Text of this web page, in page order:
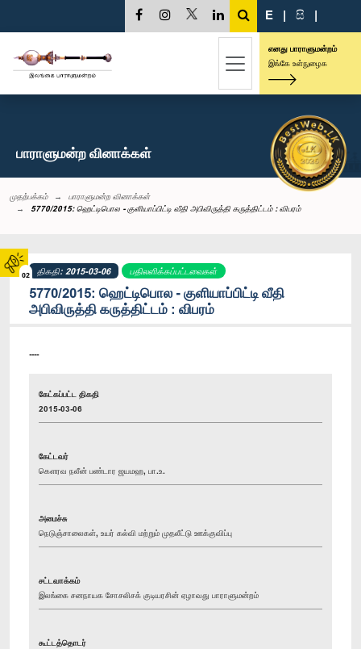
02
E | සි |
எனது பாராளுமன்றம்
இங்கே உள்நுழைக
பாராளுமன்ற வினாக்கள்
முதற்பக்கம்
பாராளுமன்ற வினாக்கள்
5770/2015: ஹெட்டிபொல - குளியாப்பிட்டி வீதி அபிவிருத்தி கருத்திட்டம் : விபரம்
திகதி: 2015-03-06 பதிலளிக்கப்பட்டவைகள்
5770/2015: ஹெட்டிபொல - குளியாப்பிட்டி வீதி
அபிவிருத்தி கருத்திட்டம் : விபரம்
----
கேட்கப்பட்ட திகதி
2015-03-06
கேட்டவர்
கௌரவ நலீன் பண்டார ஜயமஹ, பா.உ.
அமைச்சு
நெடுஞ்சாலைகள், உயர் கல்வி மற்றும் முதலீட்டு ஊக்குவிப்பு
சட்டவாக்கம்
இலங்கை சனநாயக சோசலிசக் குடியரசின் ஏழாவது பாராளுமன்றம்
கூட்டத்தொடர்